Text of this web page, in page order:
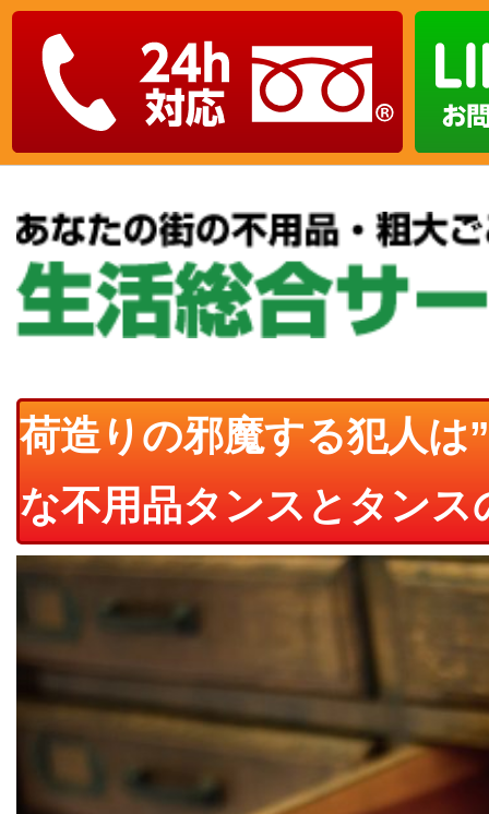
荷造りの邪魔する犯人は
な不用品タンスとタンス